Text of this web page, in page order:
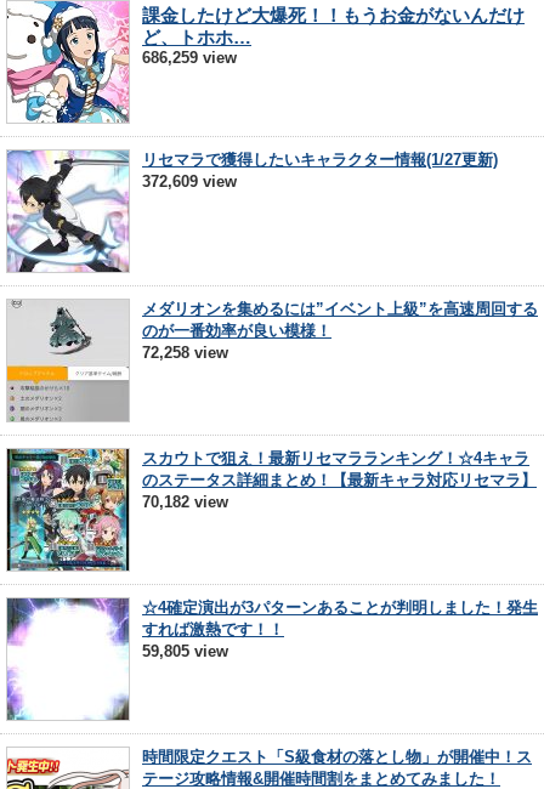
課金したけど大爆死！！もうお金がないんだけ
ど、トホホ…
686,259 view
リセマラで獲得したいキャラクター情報(1/27更新)
372,609 view
メダリオンを集めるには”イベント上級”を高速周回する
のが一番効率が良い模様！
72,258 view
スカウトで狙え！最新リセマラランキング！☆4キャラ
のステータス詳細まとめ！【最新キャラ対応リセマラ】
70,182 view
☆4確定演出が3パターンあることが判明しました！発生
すれば激熱です！！
59,805 view
時間限定クエスト「S級食材の落とし物」が開催中！ス
テージ攻略情報&開催時間割をまとめてみました！